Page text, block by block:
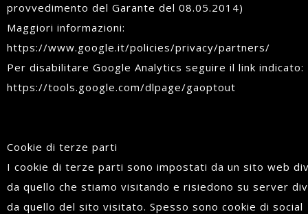
provvedimento del Garante del 08.05.2014)
Maggiori informazioni:
https://www.google.it/policies/privacy/partners/
Per disabilitare Google Analytics seguire il link indicato:
https://tools.google.com/dlpage/gaoptout
Cookie di terze parti
I cookie di terze parti sono impostati da un sito web
da quello che stiamo visitando e risiedono su server
da quello del sito visitato. Spesso sono cookie di social